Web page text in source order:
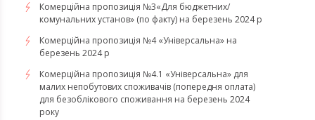
Комерційна пропозиція №3«Для бюджетних/
комунальних установ» (по факту) на березень 2024 р
Комерційна пропозиція №4 «Універсальна» на
березень 2024 р
Комерційна пропозиція №4.1 «Універсальна» для
малих непобутових споживачів (попередня оплата)
для безоблікового споживання на березень 2024
року